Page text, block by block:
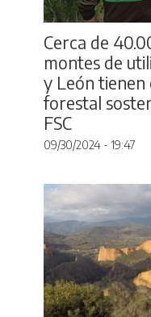
Cerca de
montes de
y León tienen
forestal
FSC
09/30/2024 - 19:47